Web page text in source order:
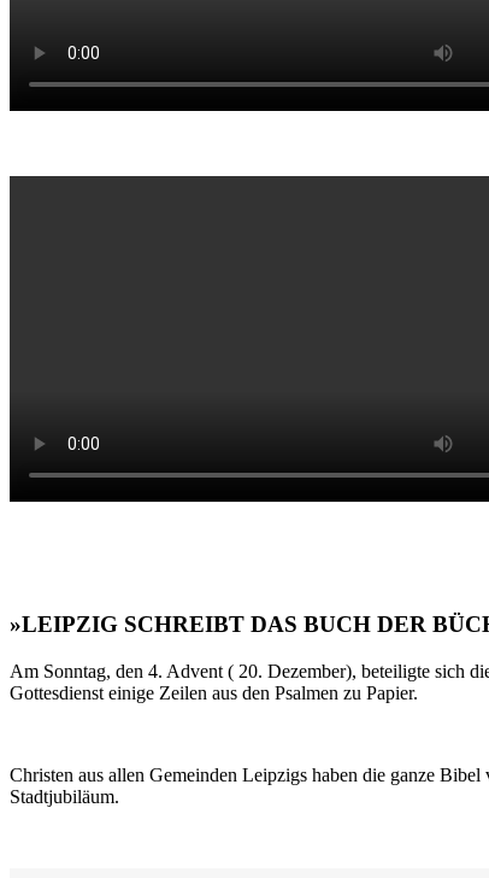
»LEIPZIG SCHREIBT DAS BUCH DER
Am Sonntag, den 4. Advent ( 20. Dezember), beteiligte sich
Gottesdienst einige Zeilen aus den Psalmen zu Papier.
Christen aus allen Gemeinden Leipzigs haben die ganze
Stadtjubiläum.